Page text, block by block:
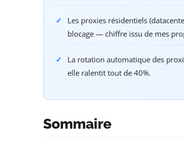
Les proxies résidentiels
blocage — chiffre issu de mes
La rotation automatique des
elle ralentit tout de 40%.
Sommaire